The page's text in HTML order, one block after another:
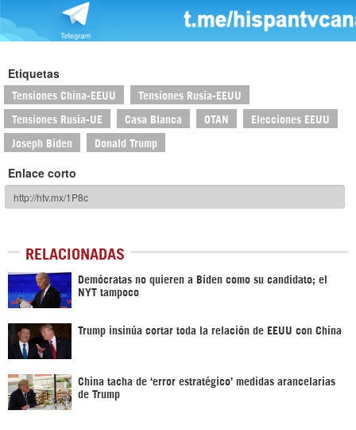
Etiquetas
Tensiones China-EEUU Tensiones Rusia-EEUU
Tensiones Rusia-UE Casa Blanca OTAN Elecciones EEUU
Joseph Biden Donald Trump
Enlace corto
RELACIONADAS
Demócratas no quieren a Biden como su candidato; el
NYT tampoco
Trump insinúa cortar toda la relación de EEUU con China
China tacha de ‘error estratégico’ medidas arancelarias
de Trump